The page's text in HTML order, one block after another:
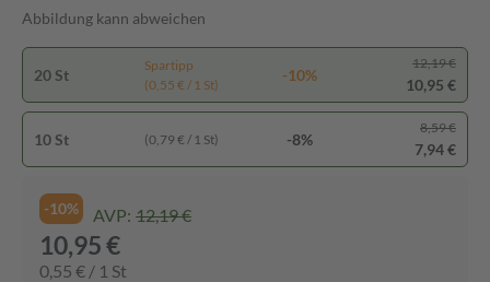
Abbildung kann abweichen
20 St
Spartipp
(0,55 € / 1 St)
-10%
12,19 €
10,95 €
10 St (0,79 € / 1 St) -8%
8,59 €
7,94 €
-10% AVP: 12,19 €
10,95 €
0,55 € / 1 St